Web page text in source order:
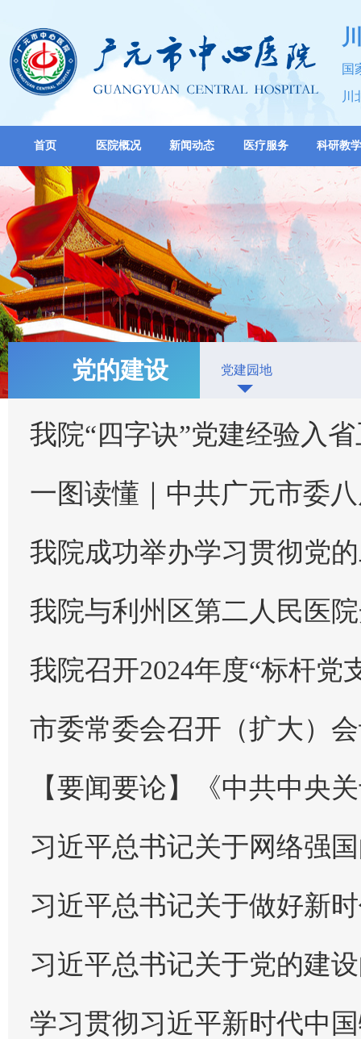
国
川
首页 医院概况 新闻动态 医疗服务 科研教学
党的建设 党建园地
我院“四字诀”党建经验入
一图读懂｜中共广元市委
我院成功举办学习贯彻党的二
我院与利州区第二人民医
我院召开2024年度“标杆党
市委常委会召开（扩大）会议 传达
【要闻要论】《中共中央关于进一步全面深化改
习近平总书记关于网络强
习近平总书记关于做好新时代党
习近平总书记关于党的建
学习贯彻习近平新时代中国特色社